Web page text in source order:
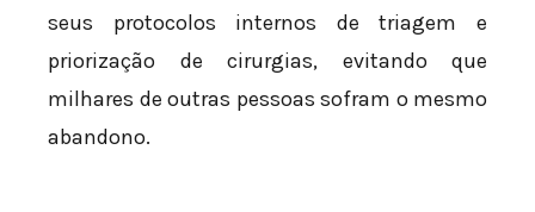
seus protocolos internos de triagem e
priorização de cirurgias, evitando que
milhares de outras pessoas sofram o mesmo
abandono.